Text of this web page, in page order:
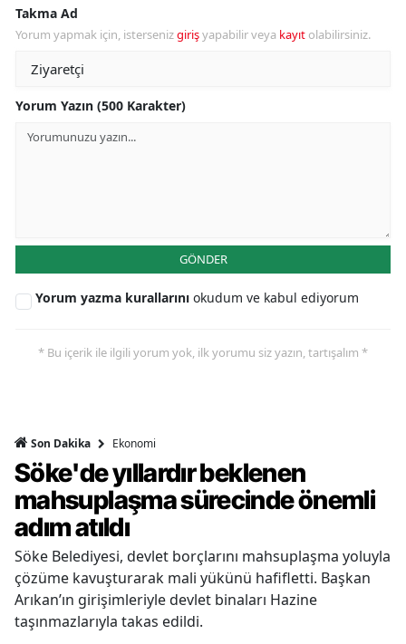
Takma Ad
Yorum yapmak için, istersenizgirişyapabilir veya kayıt olabilirsiniz.
Yorum Yazın (500 Karakter)
GÖNDER
Yorum yazma kurallarını okudum ve kabul ediyorum
* Bu içerik ile ilgili yorum yok, ilk yorumu siz yazın, tartışalım *
Son Dakika Ekonomi
Söke'de yıllardır beklenen
mahsuplaşma sürecinde önemli
adım atıldı
Söke Belediyesi, devlet borçlarını mahsuplaşma yoluyla
çözüme kavuşturarak mali yükünü hafifletti. Başkan
Arıkan’ın girişimleriyle devlet binaları Hazine
taşınmazlarıyla takas edildi.